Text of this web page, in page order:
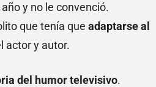
y no le convenció.
que tenía que adaptarse al
actor y autor.
del humor televisivo.